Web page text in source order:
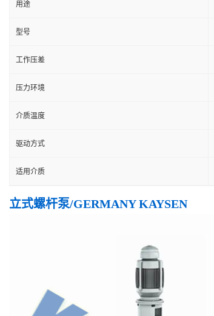
用途
型号
工作压差
压力环境
介质温度
驱动方式
适用介质
立式螺杆泵/GERMANY KAYSEN